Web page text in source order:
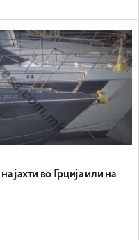
јахти во Грција или на